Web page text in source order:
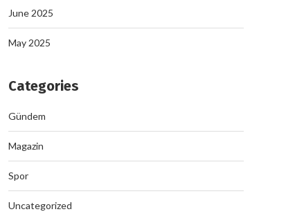
June 2025
May 2025
Categories
Gündem
Magazin
Spor
Uncategorized